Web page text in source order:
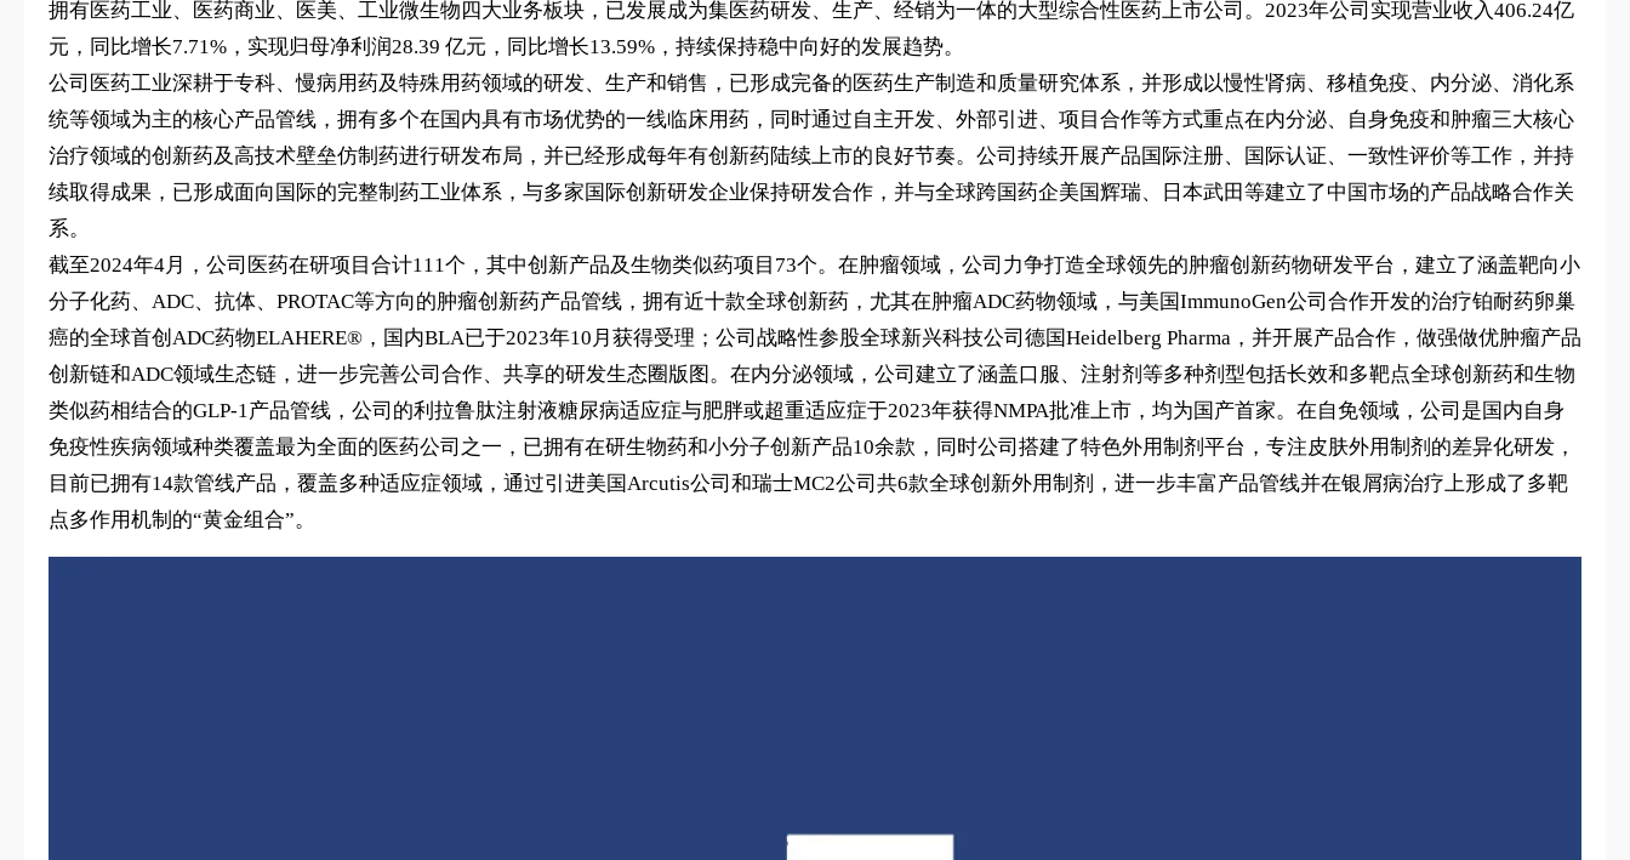
拥有医药工业、医药商业、医美、工业微生物四大业务板块，已发展成为集医药研发、生产、经销为一体的大型综合性医药上市公司。2023年公司实现营业收入406.24亿
元，同比增长7.71%，实现归母净利润28.39 亿元，同比增长13.59%，持续保持稳中向好的发展趋势。
公司医药工业深耕于专科、慢病用药及特殊用药领域的研发、生产和销售，已形成完备的医药生产制造和质量研究体系，并形成以慢性肾病、移植免疫、内分泌、消化系
统等领域为主的核心产品管线，拥有多个在国内具有市场优势的一线临床用药，同时通过自主开发、外部引进、项目合作等方式重点在内分泌、自身免疫和肿瘤三大核心
治疗领域的创新药及高技术壁垒仿制药进行研发布局，并已经形成每年有创新药陆续上市的良好节奏。公司持续开展产品国际注册、国际认证、一致性评价等工作，并持
续取得成果，已形成面向国际的完整制药工业体系，与多家国际创新研发企业保持研发合作，并与全球跨国药企美国辉瑞、日本武田等建立了中国市场的产品战略合作关
系。
截至2024年4月，公司医药在研项目合计111个，其中创新产品及生物类似药项目73个。在肿瘤领域，公司力争打造全球领先的肿瘤创新药物研发平台，建立了涵盖靶向小
分子化药、ADC、抗体、PROTAC等方向的肿瘤创新药产品管线，拥有近十款全球创新药，尤其在肿瘤ADC药物领域，与美国ImmunoGen公司合作开发的治疗铂耐药卵巢
癌的全球首创ADC药物ELAHERE®，国内BLA已于2023年10月获得受理；公司战略性参股全球新兴科技公司德国Heidelberg Pharma，并开展产品合作，做强做优肿瘤产品
创新链和ADC领域生态链，进一步完善公司合作、共享的研发生态圈版图。在内分泌领域，公司建立了涵盖口服、注射剂等多种剂型包括长效和多靶点全球创新药和生物
类似药相结合的GLP-1产品管线，公司的利拉鲁肽注射液糖尿病适应症与肥胖或超重适应症于2023年获得NMPA批准上市，均为国产首家。在自免领域，公司是国内自身
免疫性疾病领域种类覆盖最为全面的医药公司之一，已拥有在研生物药和小分子创新产品10余款，同时公司搭建了特色外用制剂平台，专注皮肤外用制剂的差异化研发，
目前已拥有14款管线产品，覆盖多种适应症领域，通过引进美国Arcutis公司和瑞士MC2公司共6款全球创新外用制剂，进一步丰富产品管线并在银屑病治疗上形成了多靶
点多作用机制的“黄金组合”。